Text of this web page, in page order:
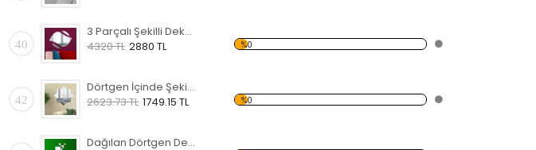
40
3 Parçalı Şekilli Dekoratif Kırılmaz Ayna
4320 TL 2880 TL %0
42
Dörtgen İçinde Şekilli Dekoratif Kırılmaz Ayna
2623.73 TL 1749.15 TL %0
Dağılan Dörtgen Dekoratif Kırılmaz Ayna